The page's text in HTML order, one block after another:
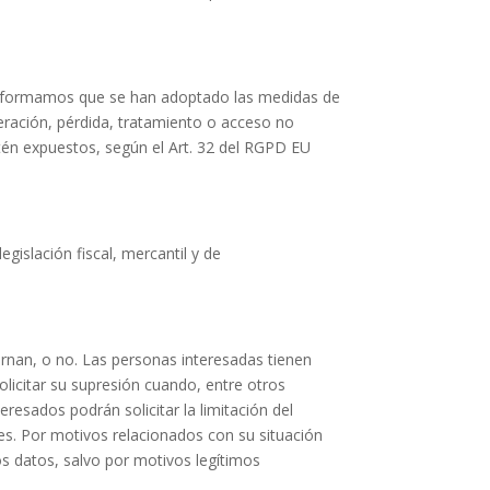
que se han adoptado las medidas de
pérdida, tratamiento o acceso no
expuestos, según el Art. 32 del RGPD EU
fiscal, mercantil y de
o no. Las personas interesadas tienen
su supresión cuando, entre otros
podrán solicitar la limitación del
Por motivos relacionados con su situación
datos, salvo por motivos legítimos